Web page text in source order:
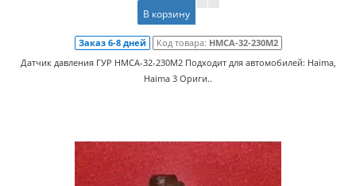
В корзину
Заказ 6-8 дней Код товара: HMCA-32-230M2
Датчик давления ГУР HMCA-32-230M2 Подходит для автомобилей: Haima,
Haima 3 Ориги..